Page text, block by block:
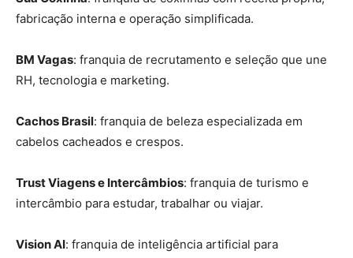
fabricação interna e operação simplificada.
BM Vagas: franquia de recrutamento e seleção que une
RH, tecnologia e marketing.
Cachos Brasil: franquia de beleza especializada em
cabelos cacheados e crespos.
Trust Viagens e Intercâmbios: franquia de turismo e
intercâmbio para estudar, trabalhar ou viajar.
Vision AI: franquia de inteligência artificial para